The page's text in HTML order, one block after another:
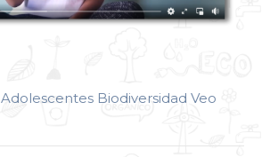
Adolescentes Biodiversidad Veo